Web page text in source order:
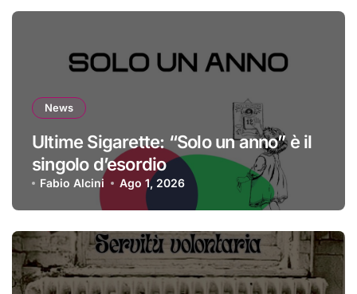
News
Ultime Sigarette: “Solo un anno” è il
singolo d’esordio
Fabio Alcini Ago 1, 2026